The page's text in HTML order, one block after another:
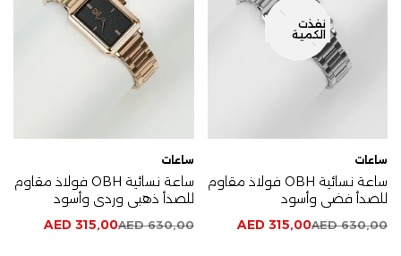
نفذت
الكمية
ساعات
ساعة نسائية OBH فولاذ مقاوم
للصدأ فضي وأسود
AED630,00
AED 315,00
ساعات
ساعة نسائية OBH فولاذ مقاوم
للصدأ ذهبي وردي وأسود
AED630,00
AED315,00